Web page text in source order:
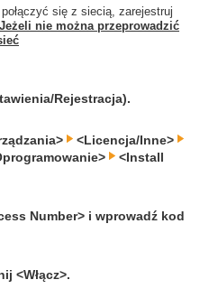
się z siecią, zarejestruj
Jeżeli nie można przeprowadzić
Rejestracja).
<Licencja/Inne>
<Install
Number> i wprowadź kod
<Włącz>.